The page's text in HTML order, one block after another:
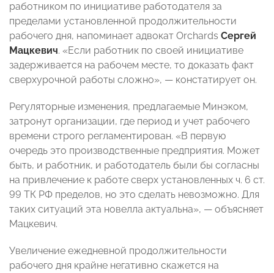
работником по инициативе работодателя за
пределами установленной продолжительности
рабочего дня, напоминает адвокат Orchards Сергей
Мацкевич. «Если работник по своей инициативе
задерживается на рабочем месте, то доказать факт
сверхурочной работы сложно», — констатирует он.
Регуляторные изменения, предлагаемые Минэком,
затронут организации, где период и учет рабочего
времени строго регламентирован. «В первую
очередь это производственные предприятия. Может
быть, и работник, и работодатель были бы согласны
на привлечение к работе сверх установленных ч. 6 ст.
99 ТК РФ пределов, но это сделать невозможно. Для
таких ситуаций эта новелла актуальна», — объясняет
Мацкевич.
Увеличение ежедневной продолжительности
рабочего дня крайне негативно скажется на